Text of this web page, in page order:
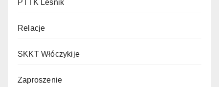
PTTK Leśnik
Relacje
SKKT Włóczykije
Zaproszenie